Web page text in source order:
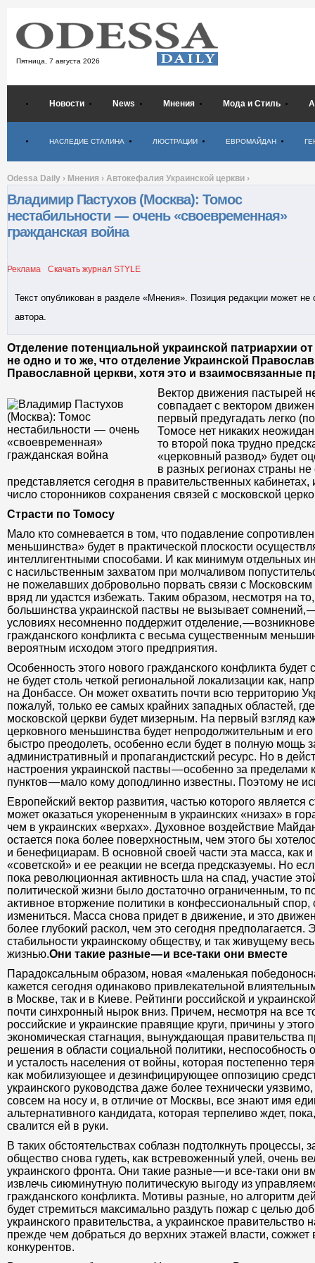
Пятница, 7 августа 2026
Новости News Мнения Мода и Стиль
НАСЛЕДИЕ СТАЛИНА ЛЮСТРАЦИИ ЕВРОМАЙДАН
Odessa Daily › Мнения › Автокефалия Украинской церкви ›
Владимир Пастухов (Москва): Томос
нестабильности — очень «своевременная»
гражданская война
Реклама Скачать журнал STYLE
Текст опубликован в разделе «Мнения». Позиция редакции может
автора.
Отделение потенциальной украинской патриархии
не одно и то же, что отделение Украинской
Православной церкви, хотя это и взаимосвязанные
Вектор движения пастырей
совпадает с вектором
первый предугадать легко
Томосе нет никаких
то второй пока трудно
«церковный развод» будет
в разных регионах страны не
представляется сегодня в правительственных кабинетах,
число сторонников сохранения связей с московской
Страсти по Томосу
Мало кто сомневается в том, что подавление
меньшинства» будет в практической плоскости
интеллигентными способами. И как минимум отдельных
с насильственным захватом при молчаливом
не пожелавших добровольно порвать связи с Московским
вряд ли удастся избежать. Таким образом, несмотря на
большинства украинской паствы не вызывает сомнений,
условиях несомненно поддержит отделение, —
гражданского конфликта с весьма существенным
вероятным исходом этого предприятия.
Особенность этого нового гражданского конфликта будет
не будет столь четкой региональной локализации как,
на Донбассе. Он может охватить почти всю территорию
пожалуй, только ее самых крайних западных областей,
московской церкви будет мизерным. На первый взгляд
церковного меньшинства будет непродолжительным и его
быстро преодолеть, особенно если будет в полную мощь
административный и пропагандистский ресурс. Но в
настроения украинской паствы — особенно за пределами
пунктов — мало кому доподлинно известны. Поэтому не
Европейский вектор развития, частью которого является
может оказаться укорененным в украинских «низах» в
чем в украинских «верхах». Духовное воздействие
остается пока более поверхностным, чем этого бы
и бенефициарам. В основной своей части эта масса, как и
«советской» и ее реакции не всегда предсказуемы. Но
пока революционная активность шла на спад, участие
политической жизни было достаточно ограниченным, то
активное вторжение политики в конфессиональный спор,
измениться. Масса снова придет в движение, и это
более глубокий раскол, чем это сегодня предполагается.
стабильности украинскому обществу, и так живущему
жизнью.Они такие разные — и все-таки они вместе
Парадоксальным образом, новая «маленькая
кажется сегодня одинаково привлекательной
в Москве, так и в Киеве. Рейтинги российской и
почти синхронный нырок вниз. Причем, несмотря на все
российские и украинские правящие круги, причины у
экономическая стагнация, вынуждающая правительства
решения в области социальной политики, неспособность
и усталость населения от войны, которая постепенно
как мобилизующее и дезинфицирующее оппозицию
украинского руководства даже более технически
совсем на носу и, в отличие от Москвы, все знают имя
альтернативного кандидата, которая терпеливо ждет,
свалится ей в руки.
В таких обстоятельствах соблазн подтолкнуть процессы,
общество снова гудеть, как встревоженный улей, очень
украинского фронта. Они такие разные — и все-таки они
извлечь сиюминутную политическую выгоду из
гражданского конфликта. Мотивы разные, но алгоритм
будет стремиться максимально раздуть пожар с целью
украинского правительства, а украинское правительство
прежде чем добраться до верхних этажей власти,
конкурентов.